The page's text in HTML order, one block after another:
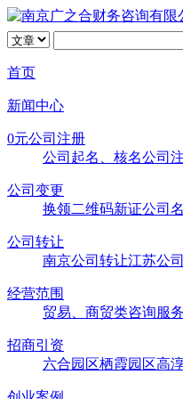
首页
新闻中心
0元公司注册
公司起名、核名公司
公司变更
换领二维码新证公司
公司转让
南京公司转让江苏公
经营范围
贸易、商贸类咨询服
招商引资
六合园区栖霞园区高